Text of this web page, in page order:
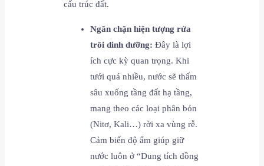
cấu trúc đất.
Ngăn chặn hiện tượng rửa
trôi dinh dưỡng: Đây là lợi
ích cực kỳ quan trọng. Khi
tưới quá nhiều, nước sẽ thấm
sâu xuống tầng đất hạ tầng,
mang theo các loại phân bón
(Nitơ, Kali…) rời xa vùng rễ.
Cảm biến độ ẩm giúp giữ
nước luôn ở “Dung tích đồng